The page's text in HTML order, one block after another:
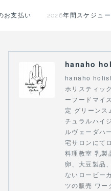
お支払い 2026年間スケジュ
hanaho
ホリスティッ
ーフードマイ
定 グリーンス
チュラルハイ
ルヴェーダハ
宅サロンにて
料理教室 乳製
卵、大豆製品
ないロービー
ツの販売 ワー